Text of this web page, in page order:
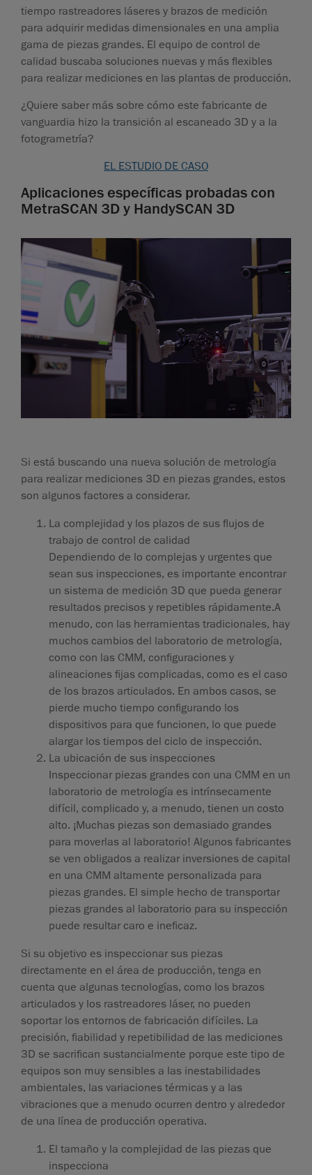
tiempo rastreadores láseres y brazos de medición
para adquirir medidas dimensionales en una amplia
gama de piezas grandes. El equipo de control de
calidad buscaba soluciones nuevas y más flexibles
para realizar mediciones en las plantas de producción.
¿Quiere saber más sobre cómo este fabricante de
vanguardia hizo la transición al escaneado 3D y a la
fotogrametría?
EL ESTUDIO DE CASO
Aplicaciones específicas probadas con
MetraSCAN 3D y HandySCAN 3D
Si está buscando una nueva solución de metrología
para realizar mediciones 3D en piezas grandes, estos
son algunos factores a considerar.
La complejidad y los plazos de sus flujos de
trabajo de control de calidad
Dependiendo de lo complejas y urgentes que
sean sus inspecciones, es importante encontrar
un sistema de medición 3D que pueda generar
resultados precisos y repetibles rápidamente.A
menudo, con las herramientas tradicionales, hay
muchos cambios del laboratorio de metrología,
como con las CMM, configuraciones y
alineaciones fijas complicadas, como es el caso
de los brazos articulados. En ambos casos, se
pierde mucho tiempo configurando los
dispositivos para que funcionen, lo que puede
alargar los tiempos del ciclo de inspección.
La ubicación de sus inspecciones
Inspeccionar piezas grandes con una CMM en un
laboratorio de metrología es intrínsecamente
difícil, complicado y, a menudo, tienen un costo
alto. ¡Muchas piezas son demasiado grandes
para moverlas al laboratorio! Algunos fabricantes
se ven obligados a realizar inversiones de capital
en una CMM altamente personalizada para
piezas grandes. El simple hecho de transportar
piezas grandes al laboratorio para su inspección
puede resultar caro e ineficaz.
Si su objetivo es inspeccionar sus piezas
directamente en el área de producción, tenga en
cuenta que algunas tecnologías, como los brazos
articulados y los rastreadores láser, no pueden
soportar los entornos de fabricación difíciles. La
precisión, fiabilidad y repetibilidad de las mediciones
3D se sacrifican sustancialmente porque este tipo de
equipos son muy sensibles a las inestabilidades
ambientales, las variaciones térmicas y a las
vibraciones que a menudo ocurren dentro y alrededor
de una línea de producción operativa.
El tamaño y la complejidad de las piezas que
inspecciona